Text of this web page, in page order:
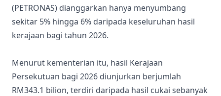
(PETRONAS) dianggarkan hanya menyumbang
sekitar 5% hingga 6% daripada keseluruhan hasil
kerajaan bagi tahun 2026.
Menurut kementerian itu, hasil Kerajaan
Persekutuan bagi 2026 diunjurkan berjumlah
RM343.1 bilion, terdiri daripada hasil cukai sebanyak